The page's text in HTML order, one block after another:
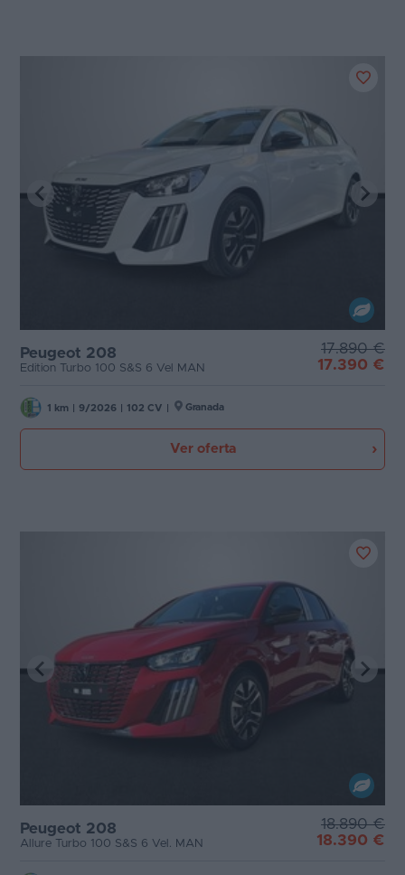
Peugeot 208
Edition Turbo 100 S&S 6 Vel MAN
17.890 €
17.390 €
1 km 9/2026 102 CV Granada
Ver oferta
Peugeot 208
Allure Turbo 100 S&S 6 Vel. MAN
18.890 €
18.390 €